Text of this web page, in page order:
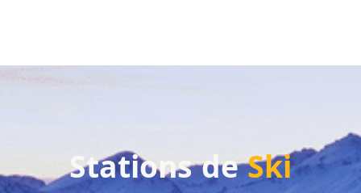
Stations deSki